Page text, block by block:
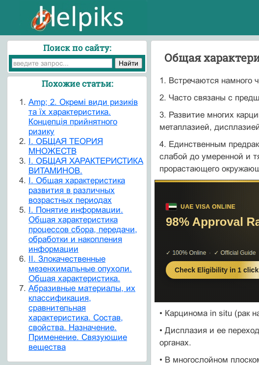
Общая
1. Встречаются намного
2. Часто связаны с
3. Развитие многих
метаплазией,
4. Единственным
слабой до умеренной и
прорастающего
• Карцинома in situ (рак
• Дисплазия и ее
органах.
• В многослойном
Поиск по сайту:
Похожие статьи:
Amp; 2. Окремі види ризиків
та їх характеристика.
Концепція прийнятного
ризику
I. ОБЩАЯ ТЕОРИЯ
МНОЖЕСТВ
I. ОБЩАЯ ХАРАКТЕРИСТИКА
ВИТАМИНОВ.
I. Общая характеристика
развития в различных
возрастных периодах
I. Понятие информации.
Общая характеристика
процессов сбора, передачи,
обработки и накопления
информации
II. Злокачественные
мезенхимальные опухоли.
Общая характеристика.
Абразивные материалы, их
классификация,
сравнительная
характеристика. Состав,
свойства. Назначение.
Применение. Связующие
вещества